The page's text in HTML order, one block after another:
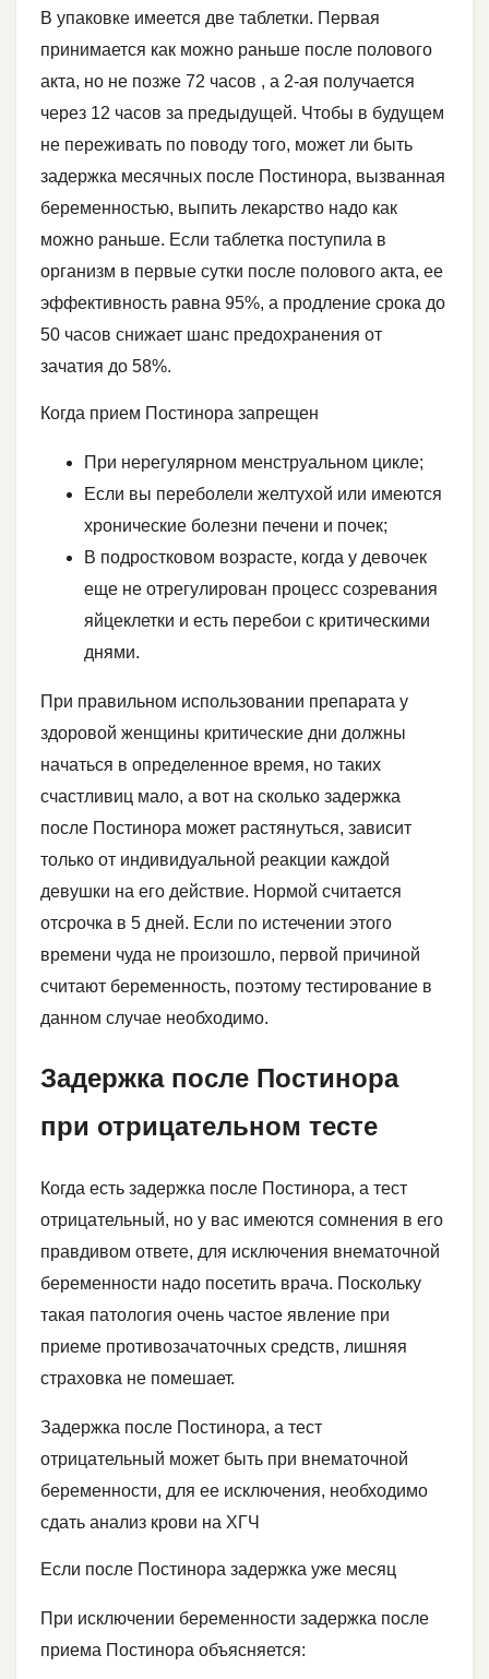
В упаковке имеется две таблетки. Первая
принимается как можно раньше после полового
акта, но не позже 72 часов , а 2-ая получается
через 12 часов за предыдущей. Чтобы в будущем
не переживать по поводу того, может ли быть
задержка месячных после Постинора, вызванная
беременностью, выпить лекарство надо как
можно раньше. Если таблетка поступила в
организм в первые сутки после полового акта, ее
эффективность равна 95%, а продление срока до
50 часов снижает шанс предохранения от
зачатия до 58%.
Когда прием Постинора запрещен
При нерегулярном менструальном цикле;
Если вы переболели желтухой или имеются
хронические болезни печени и почек;
В подростковом возрасте, когда у девочек
еще не отрегулирован процесс созревания
яйцеклетки и есть перебои с критическими
днями.
При правильном использовании препарата у
здоровой женщины критические дни должны
начаться в определенное время, но таких
счастливиц мало, а вот на сколько задержка
после Постинора может растянуться, зависит
только от индивидуальной реакции каждой
девушки на его действие. Нормой считается
отсрочка в 5 дней. Если по истечении этого
времени чуда не произошло, первой причиной
считают беременность, поэтому тестирование в
данном случае необходимо.
Задержка после Постинора
при отрицательном тесте
Когда есть задержка после Постинора, а тест
отрицательный, но у вас имеются сомнения в его
правдивом ответе, для исключения внематочной
беременности надо посетить врача. Поскольку
такая патология очень частое явление при
приеме противозачаточных средств, лишняя
страховка не помешает.
Задержка после Постинора, а тест
отрицательный может быть при внематочной
беременности, для ее исключения, необходимо
сдать анализ крови на ХГЧ
Если после Постинора задержка уже месяц
При исключении беременности задержка после
приема Постинора объясняется: